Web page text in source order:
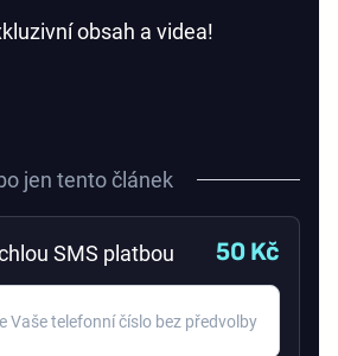
obsah a videa!
jen tento článek
SMS platbou 50 Kč